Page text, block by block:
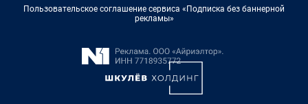
Пользовательское соглашение сервиса «Подписка без баннерной
рекламы»